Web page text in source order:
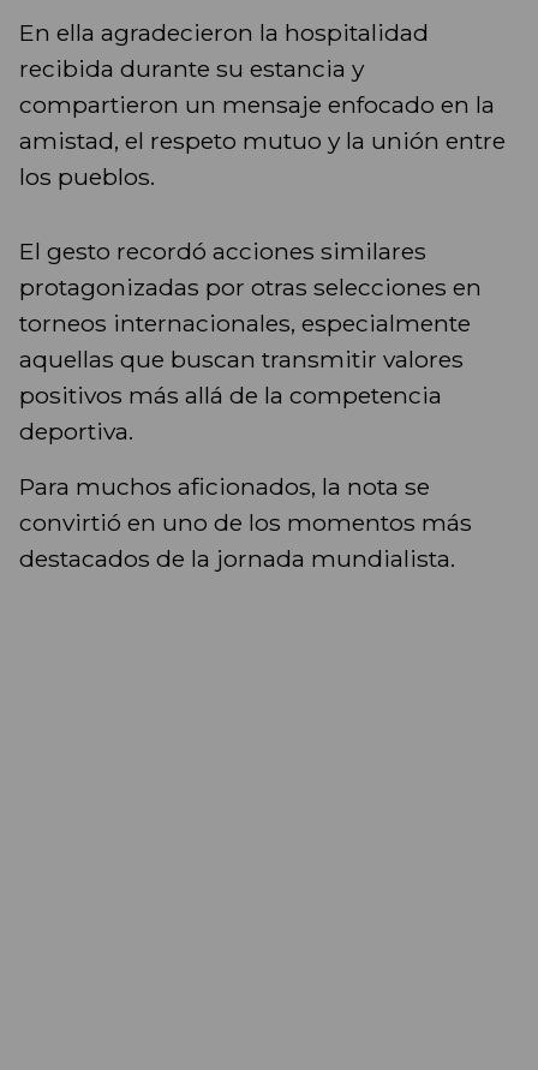
En ella agradecieron la hospitalidad
recibida durante su estancia y
compartieron un mensaje enfocado en la
amistad, el respeto mutuo y la unión entre
los pueblos.
El gesto recordó acciones similares
protagonizadas por otras selecciones en
torneos internacionales, especialmente
aquellas que buscan transmitir valores
positivos más allá de la competencia
deportiva.
Para muchos aficionados, la nota se
convirtió en uno de los momentos más
destacados de la jornada mundialista.